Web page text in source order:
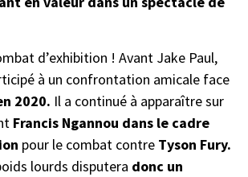
d’exhibition ! Avant Jake Paul,
à un confrontation amicale face
2020. Il a continué à apparaître sur
Francis Ngannou dans le cadre
pour le combat contre Tyson Fury.
lourds disputera donc un